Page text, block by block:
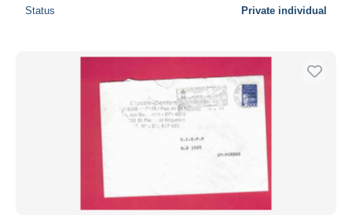
Status Private individual